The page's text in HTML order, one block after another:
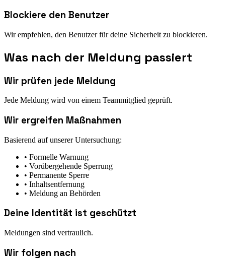
Blockiere den Benutzer
Wir empfehlen, den Benutzer für deine Sicherheit zu blockieren.
Was nach der Meldung passiert
Wir prüfen jede Meldung
Jede Meldung wird von einem Teammitglied geprüft.
Wir ergreifen Maßnahmen
Basierend auf unserer Untersuchung:
• Formelle Warnung
• Vorübergehende Sperrung
• Permanente Sperre
• Inhaltsentfernung
• Meldung an Behörden
Deine Identität ist geschützt
Meldungen sind vertraulich.
Wir folgen nach